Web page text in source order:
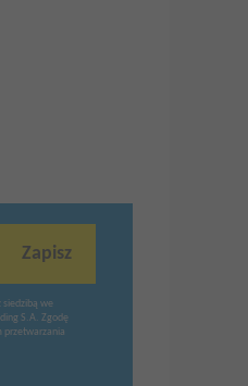
Zapisz
siedzibą we
S.A. Zgodę
przetwarzania